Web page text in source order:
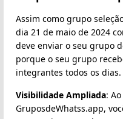
Assim como grupo
dia 21 de maio de 2024
deve enviar o seu grupo
porque o seu grupo
integrantes todos os dias.
Visibilidade Ampliada:
GruposdeWhatss.app,